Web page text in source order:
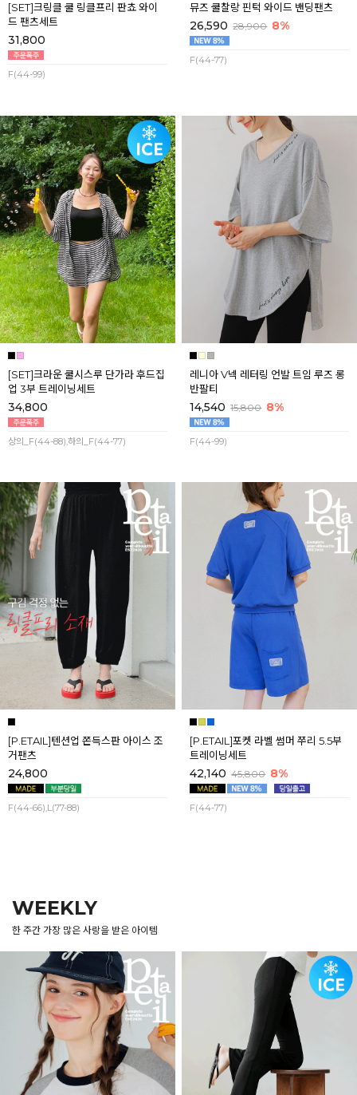
[SET]크링클 쿨 링클프리 판쵸 와이
드 팬츠세트
31,800
F(44-99)
뮤즈 쿨찰랑 핀턱 와이드 밴딩팬츠
26,590 28,900 8%
F(44-77)
[SET]크라운 쿨시스루 단가라 후드집
업 3부 트레이닝세트
34,800
상의_F(44-88),하의_F(44-77)
레니아 V넥 레터링 언발 트임 루즈 롱
반팔티
14,540 15,800 8%
F(44-99)
[P.ETAIL]텐션업 쫀득스판 아이스 조
거팬츠
24,800
F(44-66),L(77-88)
[P.ETAIL]포켓 라벨 썸머 쭈리 5.5부
트레이닝세트
42,140 45,800 8%
F(44-77)
WEEKLY
한 주간 가장 많은 사랑을 받은 아이템